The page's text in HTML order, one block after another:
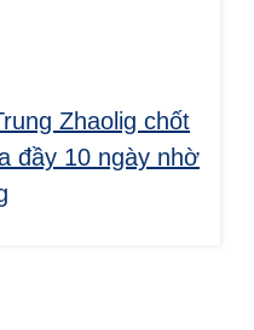
Zhaolig chốt
đầy 10 ngày nhờ